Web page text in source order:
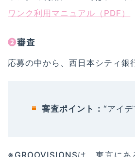
ワンク利用マニュアル（PDF）
❷審査
応募の中から、西日本シティ銀
審査ポイント： “アイ